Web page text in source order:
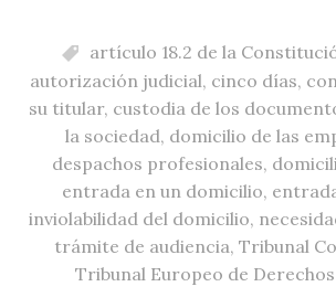
artículo 18.2 de la
autorización judicial, cinco días,
su titular, custodia de los
la sociedad, domicilio de las
despachos profesionales,
entrada en un domicilio,
inviolabilidad del domicilio,
trámite de audiencia, Tribunal
Tribunal Europeo de